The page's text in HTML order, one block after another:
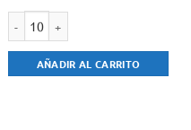
Alcohol Etilico Frau x 500 cc.
AÑADIR AL CARRITO